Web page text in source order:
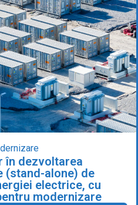
în dezvoltarea
(stand-alone) de
electrice, cu
modernizare